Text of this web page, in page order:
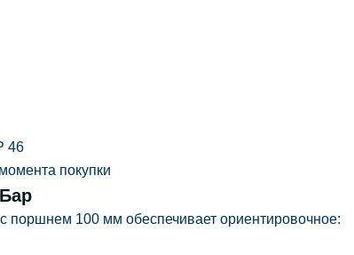
46
покупки
поршнем 100 мм обеспечивает ориентировочное: